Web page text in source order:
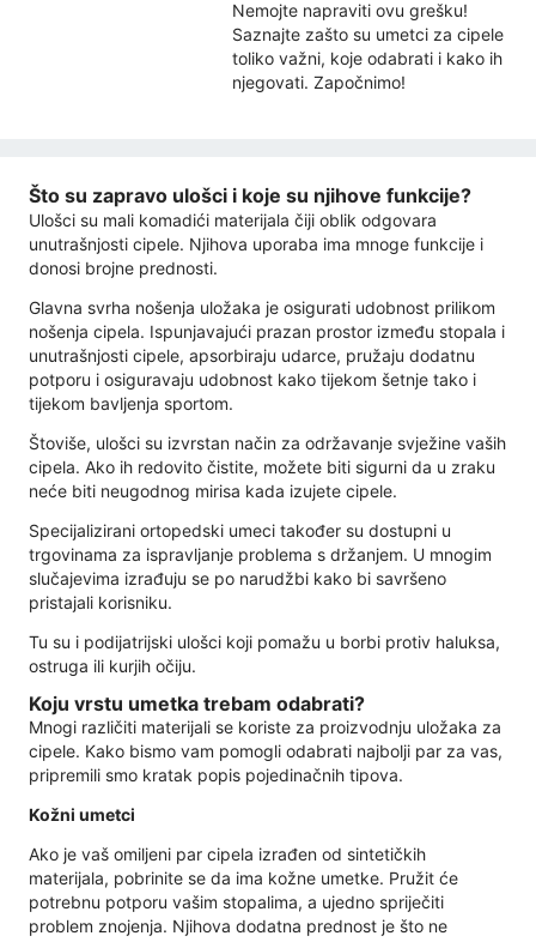
Nemojte napraviti ovu grešku!
Saznajte zašto su umetci za cipele
toliko važni, koje odabrati i kako ih
njegovati. Započnimo!
Što su zapravo ulošci i koje su njihove funkcije?
Ulošci su mali komadići materijala čiji oblik odgovara
unutrašnjosti cipele. Njihova uporaba ima mnoge funkcije i
donosi brojne prednosti.
Glavna svrha nošenja uložaka je osigurati udobnost prilikom
nošenja cipela. Ispunjavajući prazan prostor između stopala i
unutrašnjosti cipele, apsorbiraju udarce, pružaju dodatnu
potporu i osiguravaju udobnost kako tijekom šetnje tako i
tijekom bavljenja sportom.
Štoviše, ulošci su izvrstan način za održavanje svježine vaših
cipela. Ako ih redovito čistite, možete biti sigurni da u zraku
neće biti neugodnog mirisa kada izujete cipele.
Specijalizirani ortopedski umeci također su dostupni u
trgovinama za ispravljanje problema s držanjem. U mnogim
slučajevima izrađuju se po narudžbi kako bi savršeno
pristajali korisniku.
Tu su i podijatrijski ulošci koji pomažu u borbi protiv haluksa,
ostruga ili kurjih očiju.
Koju vrstu umetka trebam odabrati?
Mnogi različiti materijali se koriste za proizvodnju uložaka za
cipele. Kako bismo vam pomogli odabrati najbolji par za vas,
pripremili smo kratak popis pojedinačnih tipova.
Kožni umetci
Ako je vaš omiljeni par cipela izrađen od sintetičkih
materijala, pobrinite se da ima kožne umetke. Pružit će
potrebnu potporu vašim stopalima, a ujedno spriječiti
problem znojenja. Njihova dodatna prednost je što ne